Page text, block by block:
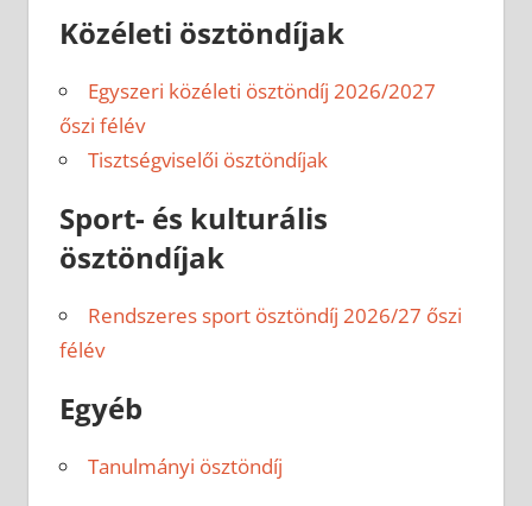
Közéleti ösztöndíjak
Egyszeri közéleti ösztöndíj 2026/2027
őszi félév
Tisztségviselői ösztöndíjak
Sport- és kulturális
ösztöndíjak
Rendszeres sport ösztöndíj 2026/27 őszi
félév
Egyéb
Tanulmányi ösztöndíj